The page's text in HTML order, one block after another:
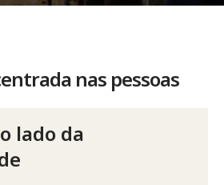
nas pessoas
lado da